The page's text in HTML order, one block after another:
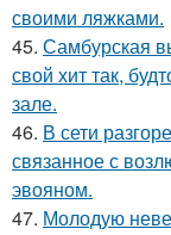
своими ляжками.
45. Самбурская
свой хит так,
зале.
46. В сети
связанное с
эвояном.
47. Молодую